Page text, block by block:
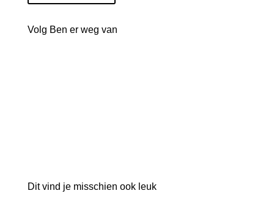
Volg Ben er weg van
Dit vind je misschien ook leuk